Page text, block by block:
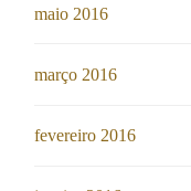
maio 2016
março 2016
fevereiro 2016